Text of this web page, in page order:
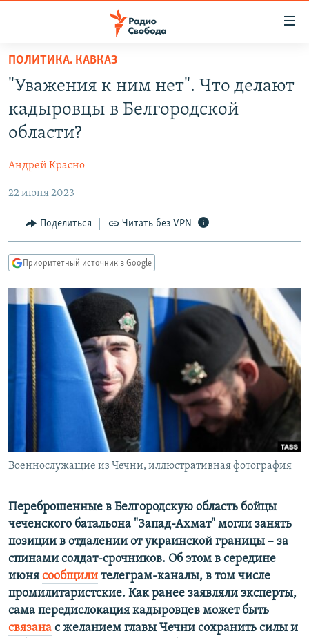
упрощенного
доступа
основному
Вернутся
навигации
Вернутся
поиску
ПРОГРАММЫ
АВТОРСКИЕ ПРОЕКТЫ
МНЕНИЯ
КУЛЬТУРА
IDEL.РЕАЛИИ
СЕВЕР.РЕАЛИИ
СИБИРЬ.РЕАЛИИ
РАСПИСАНИЕ ВЕЩАНИЯ
ПОДПИШИТЕСЬ НА РАССЫЛКУ
СОЦИАЛЬНЫЕ СЕТИ
ПОЛИТИКА. КАВКАЗ
"Уважения к ним нет". Что делают
кадыровцы в Белгородской
области?
Андрей Красно
22 июня 2023
Поделиться Читать без VPN
Приоритетный источник в Google
Военнослужащие из Чечни, иллюстративная фотография
Переброшенные в Белгородскую область бойцы
чеченского батальона "Запад-Ахмат" могли занять
позиции в отдалении от украинской границы – за
спинами солдат-срочников. Об этом в середине
июня сообщили телеграм-каналы, в том числе
промилитаристские. Как ранее заявляли эксперты,
сама передислокация кадыровцев может быть
связана с желанием главы Чечни сохранить силы и